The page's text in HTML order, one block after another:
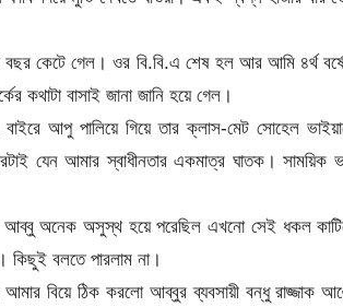
বছর কেটে গেল। ওর বি.বি.এ শেষ হল আর আমি ৪র্থ
কথাটা বাসাই জানা জানি হয়ে গেল।
আপু পালিয়ে গিয়ে তার ক্লাস-মেট সোহেল
যেন আমার স্বাধীনতার একমাত্র ঘাতক।
আব্বু অনেক অসুস্থ হয়ে পরেছিল এখনো সেই ধকল
কিছুই বলতে পারলাম না।
বিয়ে ঠিক করলো আব্বুর ব্যবসায়ী বন্ধু রাজ্জাক